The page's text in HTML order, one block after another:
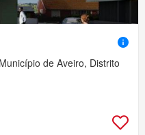
de Aveiro, Distrito